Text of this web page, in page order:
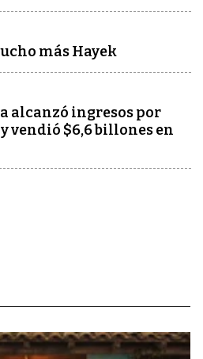
más Hayek
alcanzó ingresos por
vendió $6,6 billones en